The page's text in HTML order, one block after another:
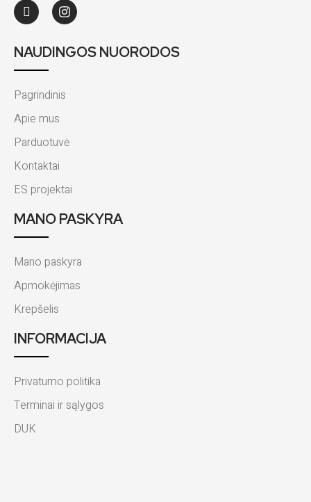
NAUDINGOS NUORODOS
Pagrindinis
Apie mus
Parduotuvė
Kontaktai
ES projektai
MANO PASKYRA
Mano paskyra
Apmokėjimas
Krepšelis
INFORMACIJA
Privatumo politika
Terminai ir sąlygos
DUK